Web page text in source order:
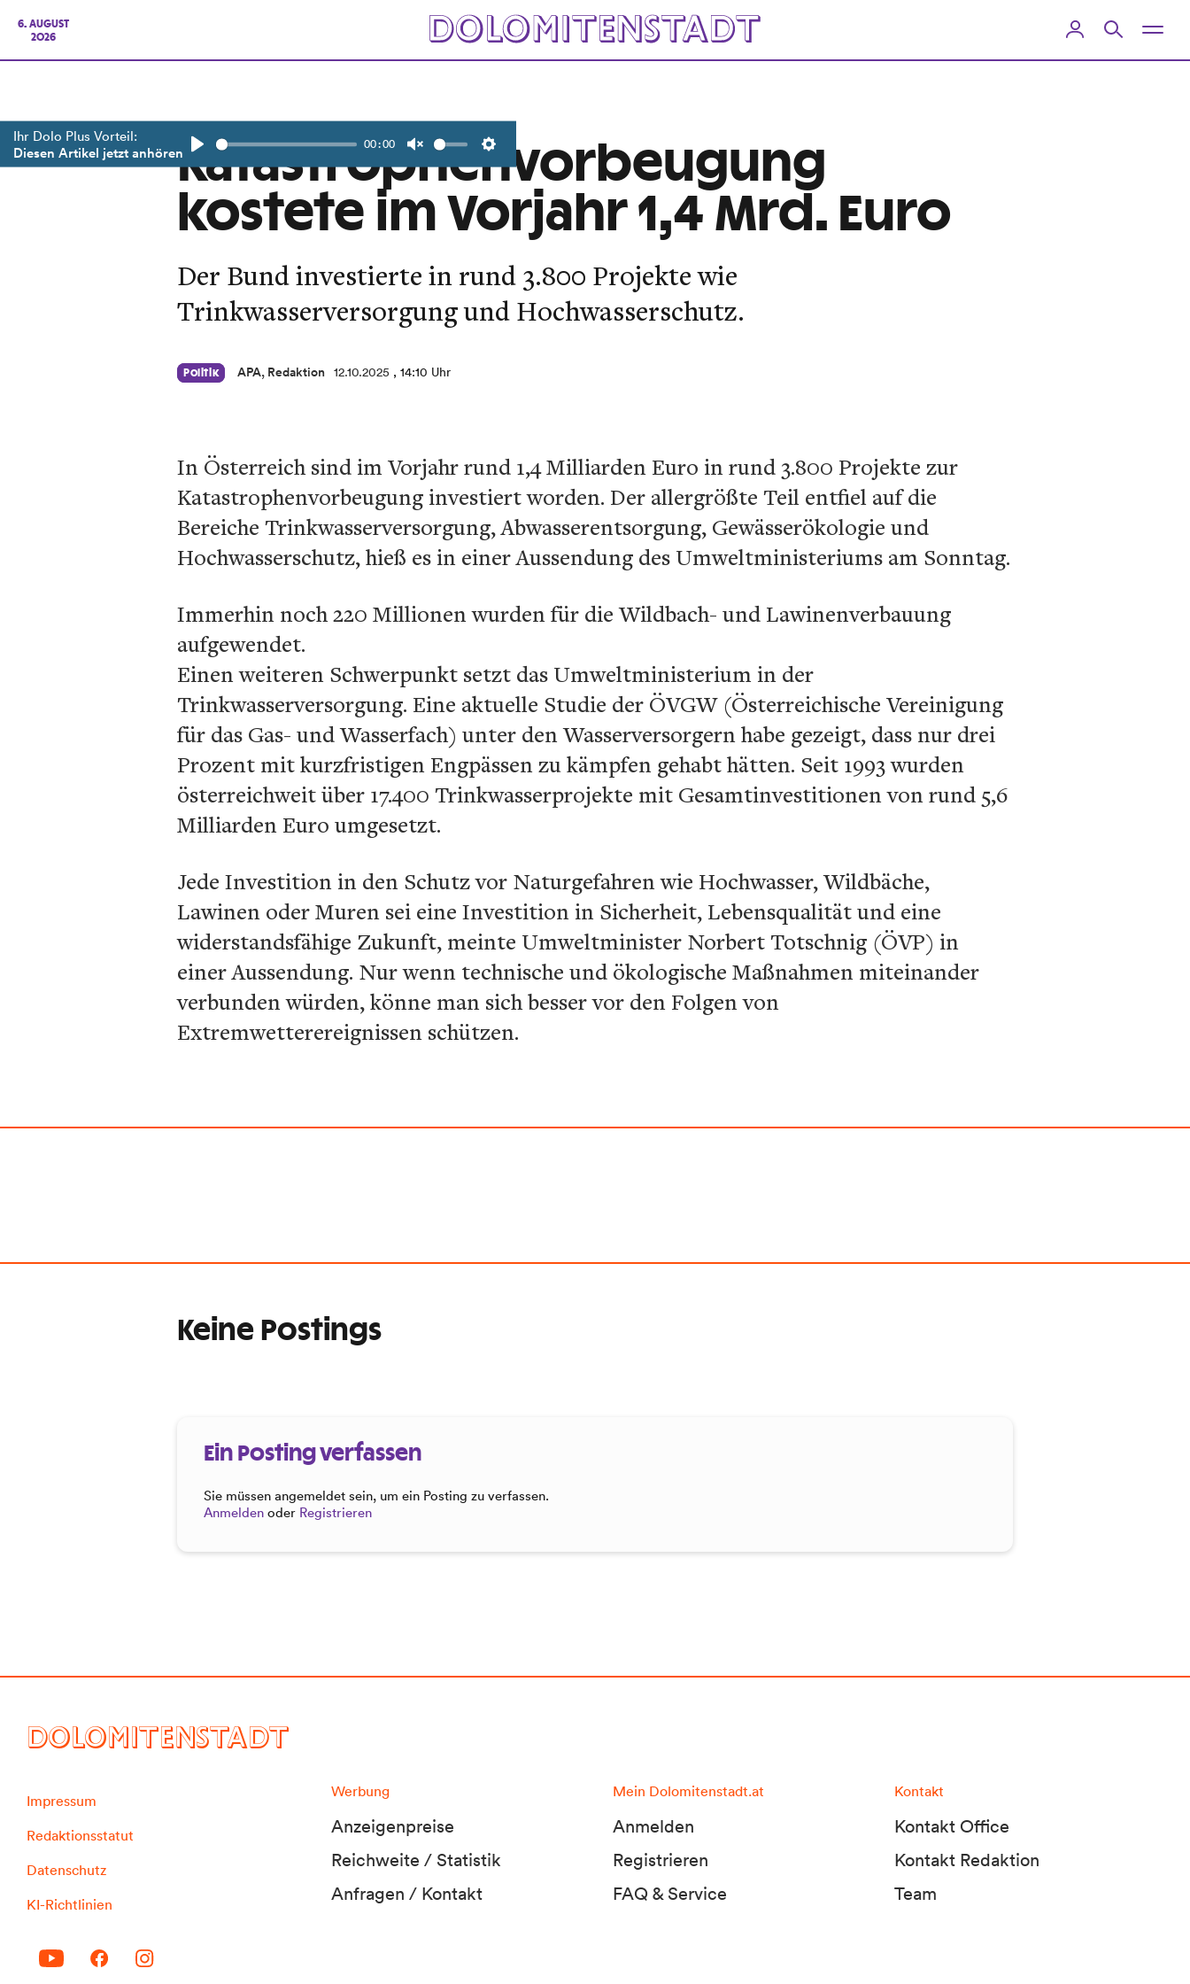
6. AUGUST
2026
Ihr Dolo Plus Vorteil:
Diesen Artikel jetzt anhören
Play
00:00
Unmute Settings
Katastrophenvorbeugung
kostete im Vorjahr 1,4 Mrd. Euro
Der Bund investierte in rund 3.800 Projekte wie
Trinkwasserversorgung und Hochwasserschutz.
Politik APA, Redaktion 12.10.2025 , 14:10 Uhr
In Österreich sind im Vorjahr rund 1,4 Milliarden Euro in rund 3.800 Projekte zur
Katastrophenvorbeugung investiert worden. Der allergrößte Teil entfiel auf die
Bereiche Trinkwasserversorgung, Abwasserentsorgung, Gewässerökologie und
Hochwasserschutz, hieß es in einer Aussendung des Umweltministeriums am Sonntag.
Immerhin noch 220 Millionen wurden für die Wildbach- und Lawinenverbauung
aufgewendet.
Einen weiteren Schwerpunkt setzt das Umweltministerium in der
Trinkwasserversorgung. Eine aktuelle Studie der ÖVGW (Österreichische Vereinigung
für das Gas- und Wasserfach) unter den Wasserversorgern habe gezeigt, dass nur drei
Prozent mit kurzfristigen Engpässen zu kämpfen gehabt hätten. Seit 1993 wurden
österreichweit über 17.400 Trinkwasserprojekte mit Gesamtinvestitionen von rund 5,6
Milliarden Euro umgesetzt.
Jede Investition in den Schutz vor Naturgefahren wie Hochwasser, Wildbäche,
Lawinen oder Muren sei eine Investition in Sicherheit, Lebensqualität und eine
widerstandsfähige Zukunft, meinte Umweltminister Norbert Totschnig (ÖVP) in
einer Aussendung. Nur wenn technische und ökologische Maßnahmen miteinander
verbunden würden, könne man sich besser vor den Folgen von
Extremwetterereignissen schützen.
Keine Postings
Ein Posting verfassen
Sie müssen angemeldet sein, um ein Posting zu verfassen.
Anmelden oder Registrieren
DOLOMITENSTADT
Impressum
Redaktionsstatut
Datenschutz
KI-Richtlinien
Werbung
Anzeigenpreise
Reichweite / Statistik
Anfragen / Kontakt
Mein Dolomitenstadt.at
Anmelden
Registrieren
FAQ & Service
Kontakt
Kontakt Office
Kontakt Redaktion
Team